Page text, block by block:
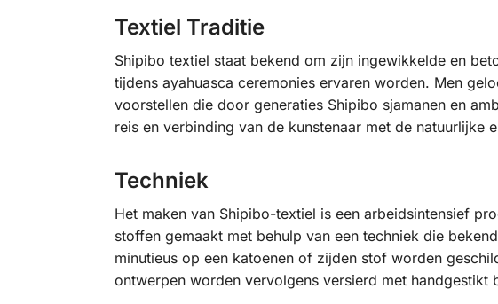
Textiel Traditie
Shipibo textiel staat bekend om zijn ingewikkelde en
tijdens ayahuasca ceremonies ervaren worden. Men
voorstellen die door generaties Shipibo sjamanen en
reis en verbinding van de kunstenaar met de natuurlijke
Techniek
Het maken van Shipibo-textiel is een arbeidsintensief
stoffen gemaakt met behulp van een techniek die
minutieus op een katoenen of zijden stof worden
ontwerpen worden vervolgens versierd met